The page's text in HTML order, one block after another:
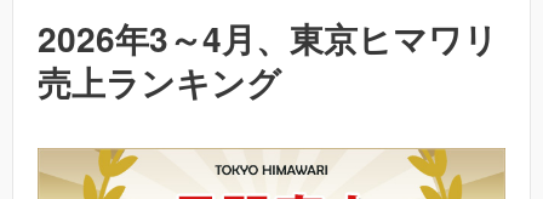
2026年3～4月、東京ヒマワリ
売上ランキング